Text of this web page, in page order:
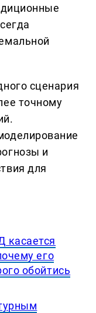
сценария
точному
и
для
его
обойтись